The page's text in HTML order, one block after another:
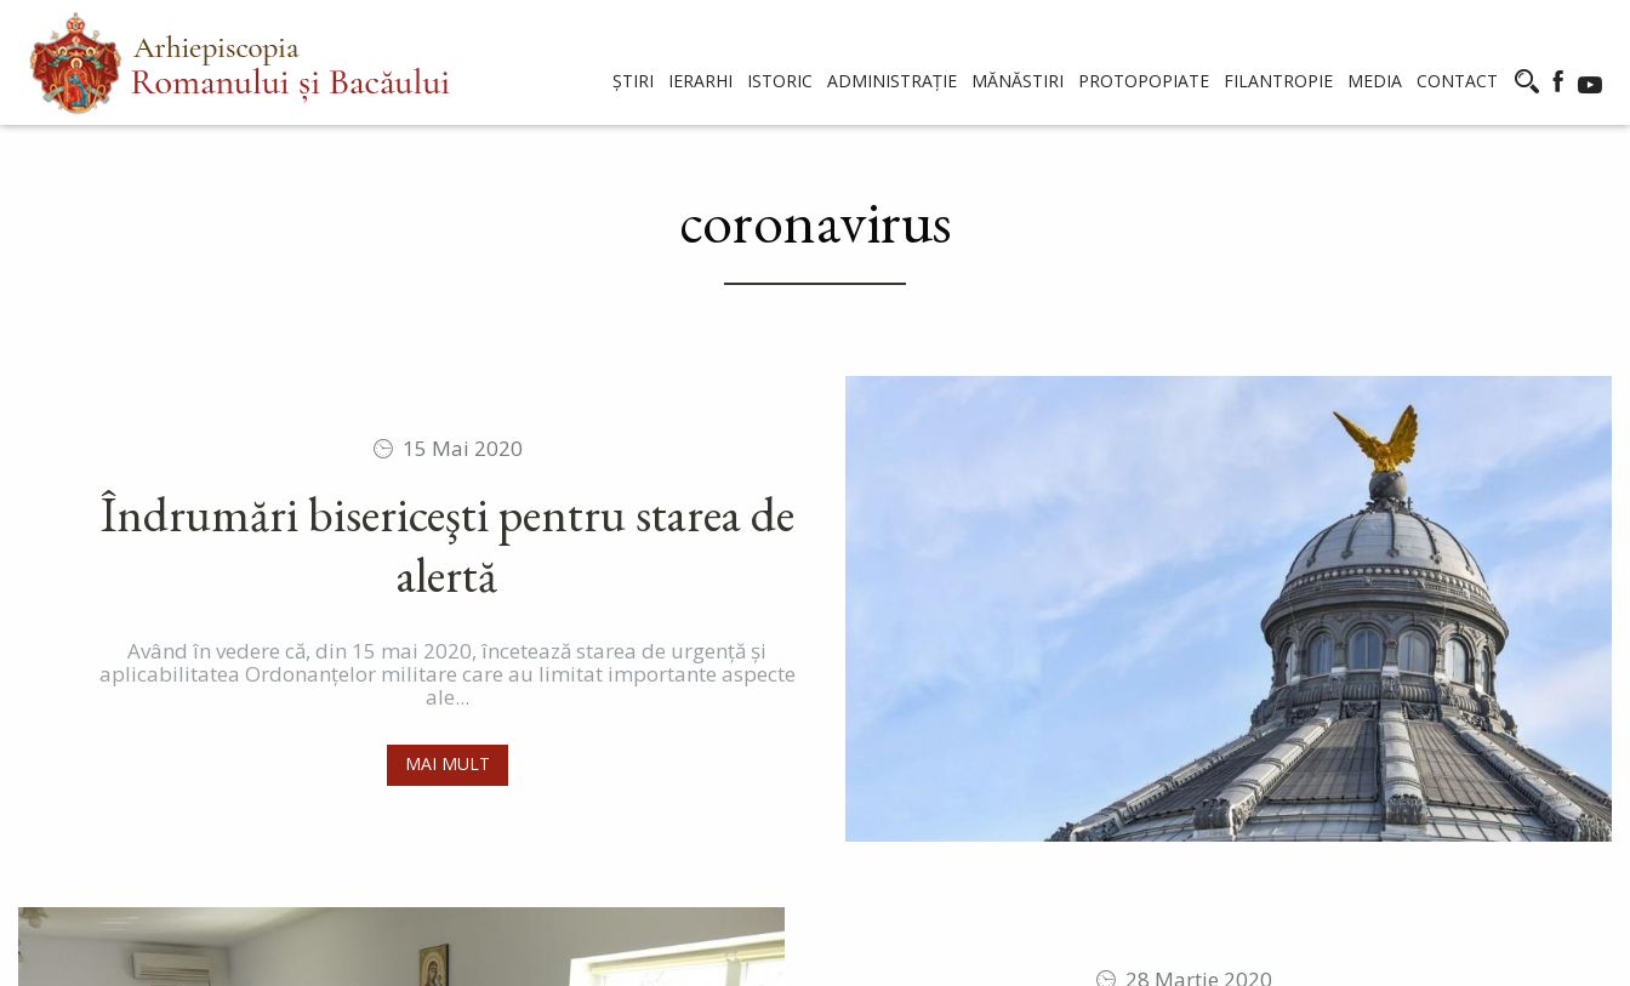
Mergi
conţinutul
principal
Main
menu
ȘTIRI IERARHI ISTORIC ADMINISTRAȚIE MĂNĂSTIRI PROTOPOPIATE FILANTROPIE MEDIA CONTACT
coronavirus
15 Mai 2020
Îndrumări bisericeşti pentru starea de
alertă
Având în vedere că, din 15 mai 2020, încetează starea de urgență și
aplicabilitatea Ordonanțelor militare care au limitat importante aspecte
ale...
MAI MULT
28 Martie 2020